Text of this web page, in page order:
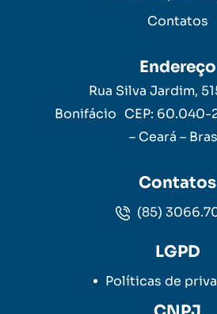
Contatos
Endereço
Rua Silva Jardim,
Bonifácio CEP: 60.040-
– Ceará –
Contatos
(85)
LGPD
Políticas de